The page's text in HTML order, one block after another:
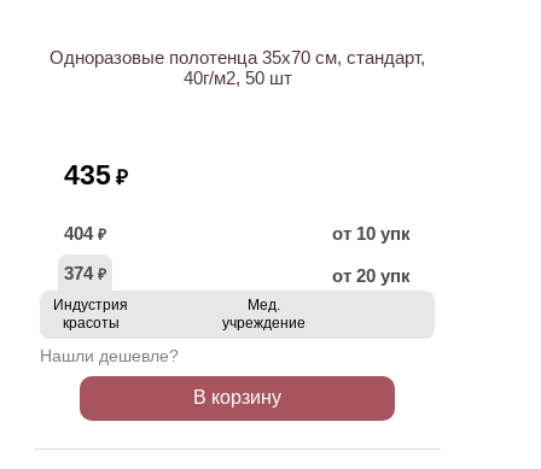
Одноразовые полотенца 35х70 см, стандарт,
40г/м2, 50 шт
435 ₽
404 ₽
от 10 упк
374 ₽ от 20 упк
Индустрия
красоты
Мед.
учреждение
Нашли дешевле?
В корзину